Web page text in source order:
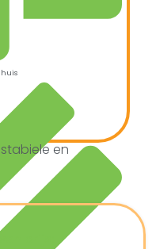
huis
en
prijs: